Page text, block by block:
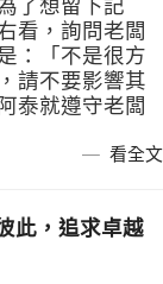
看，詢問老闆
：「不是很方
請不要影響其
泰就遵守老闆
看全文
此，追求卓越